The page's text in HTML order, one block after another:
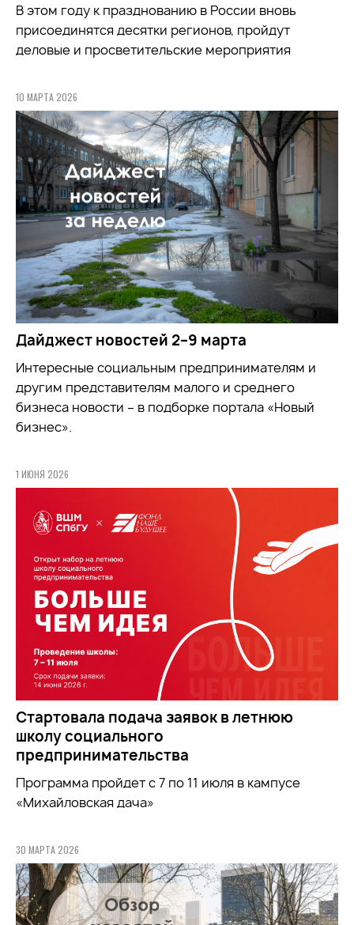
В этом году к празднованию в России вновь
присоединятся десятки регионов, пройдут
деловые и просветительские мероприятия
10 МАРТА 2026
Дайджест новостей 2–9 марта
Интересные социальным предпринимателям и
другим представителям малого и среднего
бизнеса новости – в подборке портала «Новый
бизнес».
1 ИЮНЯ 2026
Стартовала подача заявок в летнюю
школу социального
предпринимательства
Программа пройдет с 7 по 11 июля в кампусе
«Михайловская дача»
30 МАРТА 2026